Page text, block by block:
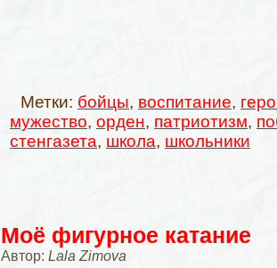
Метки: бойцы, воспитание,
мужество, орден, патриотизм,
стенгазета, школа, школьники
Моё фигурное катание
Автор: Lala Zimova